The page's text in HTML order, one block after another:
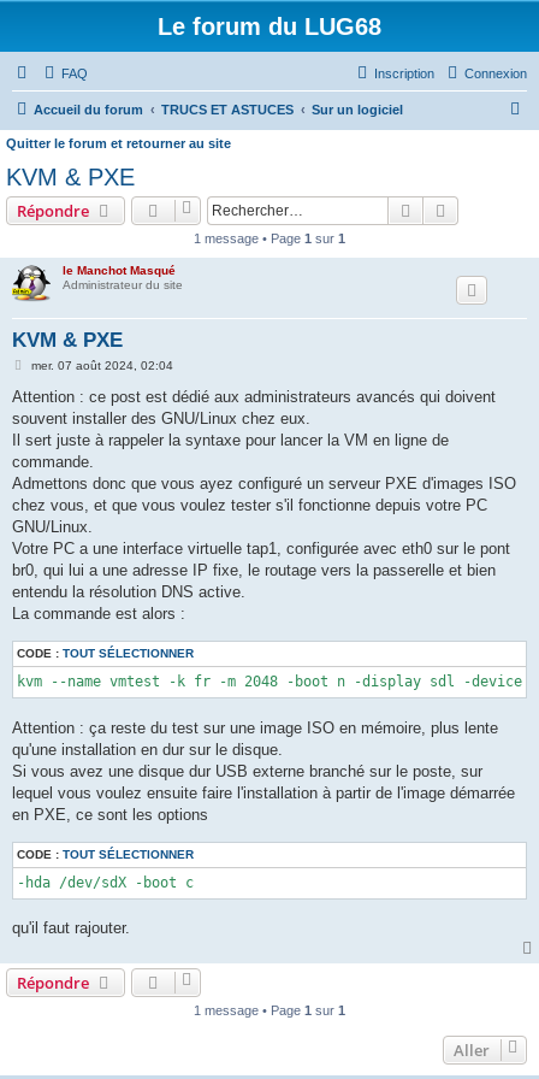
Le forum du LUG68
FAQ Connexion
Inscription
Accueil du forum TRUCS ET ASTUCES Sur un logiciel
Quitter le forum et retourner au site
KVM & PXE
Répondre Rechercher
1 message • Page 1 sur 1
le Manchot Masqué
Administrateur du site
KVM & PXE
M
s
a
g
mer. 07 août 2024, 02:04
Attention : ce post est dédié aux administrateurs avancés qui doivent
souvent installer des GNU/Linux chez eux.
Il sert juste à rappeler la syntaxe pour lancer la VM en ligne de
commande.
Admettons donc que vous ayez configuré un serveur PXE d'images ISO
chez vous, et que vous voulez tester s'il fonctionne depuis votre PC
GNU/Linux.
Votre PC a une interface virtuelle tap1, configurée avec eth0 sur le pont
br0, qui lui a une adresse IP fixe, le routage vers la passerelle et bien
entendu la résolution DNS active.
La commande est alors :
CODE : TOUT SÉLECTIONNER
kvm --name vmtest -k fr -m 2048 -boot n -display sdl -device
Attention : ça reste du test sur une image ISO en mémoire, plus lente
qu'une installation en dur sur le disque.
Si vous avez une disque dur USB externe branché sur le poste, sur
lequel vous voulez ensuite faire l'installation à partir de l'image démarrée
en PXE, ce sont les options
CODE : TOUT SÉLECTIONNER
-hda /dev/sdX -boot c
qu'il faut rajouter.
Répondre
1 message • Page 1 sur 1
Aller